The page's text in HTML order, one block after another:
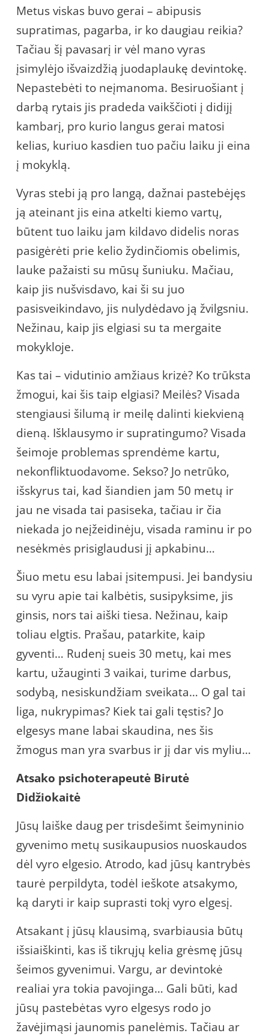
Metus viskas buvo gerai – abipusis
supratimas, pagarba, ir ko daugiau reikia?
Tačiau šį pavasarį ir vėl mano vyras
įsimylėjo išvaizdžią juodaplaukę devintokę.
Nepastebėti to neįmanoma. Besiruošiant į
darbą rytais jis pradeda vaikščioti į didijį
kambarį, pro kurio langus gerai matosi
kelias, kuriuo kasdien tuo pačiu laiku ji eina
į mokyklą.
Vyras stebi ją pro langą, dažnai pastebėjęs
ją ateinant jis eina atkelti kiemo vartų,
būtent tuo laiku jam kildavo didelis noras
pasigėrėti prie kelio žydinčiomis obelimis,
lauke pažaisti su mūsų šuniuku. Mačiau,
kaip jis nušvisdavo, kai ši su juo
pasisveikindavo, jis nulydėdavo ją žvilgsniu.
Nežinau, kaip jis elgiasi su ta mergaite
mokykloje.
Kas tai – vidutinio amžiaus krizė? Ko trūksta
žmogui, kai šis taip elgiasi? Meilės? Visada
stengiausi šilumą ir meilę dalinti kiekvieną
dieną. Išklausymo ir supratingumo? Visada
šeimoje problemas sprendėme kartu,
nekonfliktuodavome. Sekso? Jo netrūko,
išskyrus tai, kad šiandien jam 50 metų ir
jau ne visada tai pasiseka, tačiau ir čia
niekada jo neįžeidinėju, visada raminu ir po
nesėkmės prisiglaudusi jį apkabinu…
Šiuo metu esu labai įsitempusi. Jei bandysiu
su vyru apie tai kalbėtis, susipyksime, jis
ginsis, nors tai aiški tiesa. Nežinau, kaip
toliau elgtis. Prašau, patarkite, kaip
gyventi… Rudenį sueis 30 metų, kai mes
kartu, užauginti 3 vaikai, turime darbus,
sodybą, nesiskundžiam sveikata… O gal tai
liga, nukrypimas? Kiek tai gali tęstis? Jo
elgesys mane labai skaudina, nes šis
žmogus man yra svarbus ir jį dar vis myliu…
Atsako psichoterapeutė Birutė
Didžiokaitė
Jūsų laiške daug per trisdešimt šeimyninio
gyvenimo metų susikaupusios nuoskaudos
dėl vyro elgesio. Atrodo, kad jūsų kantrybės
taurė perpildyta, todėl ieškote atsakymo,
ką daryti ir kaip suprasti tokį vyro elgesį.
Atsakant į jūsų klausimą, svarbiausia būtų
išsiaiškinti, kas iš tikrųjų kelia grėsmę jūsų
šeimos gyvenimui. Vargu, ar devintokė
realiai yra tokia pavojinga… Gali būti, kad
jūsų pastebėtas vyro elgesys rodo jo
žavėjimąsi jaunomis panelėmis. Tačiau ar